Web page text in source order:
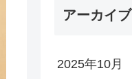
アーカイブ
2025年10月